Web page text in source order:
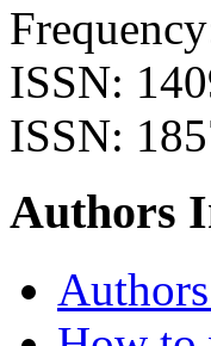
ISSN:
ISSN:
Authors